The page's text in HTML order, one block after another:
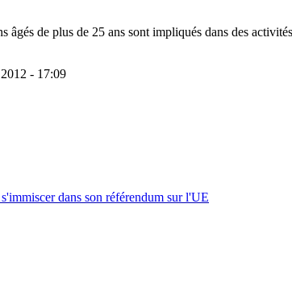
âgés de plus de 25 ans sont impliqués dans des
- 17:09
dans son référendum sur l'UE